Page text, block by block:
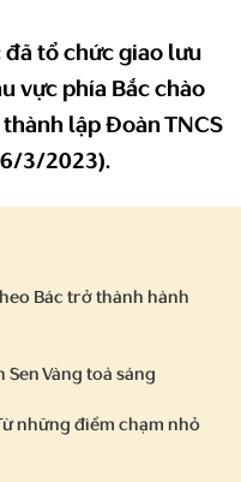
đã tổ chức giao lưu
vực phía Bắc chào
lập Đoàn TNCS
3/2023).
Bác trở thành hành
Vàng toả sáng
những điểm chạm nhỏ